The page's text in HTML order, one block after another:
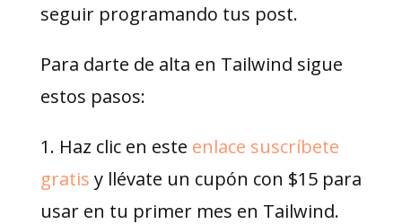
seguir programando tus post.
Para darte de alta en Tailwind sigue
estos pasos:
1. Haz clic en este enlace suscríbete
gratis y llévate un cupón con $15 para
usar en tu primer mes en Tailwind.